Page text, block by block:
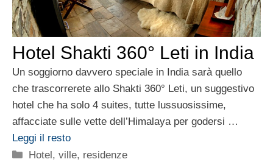
Hotel Shakti 360° Leti in India
Un soggiorno davvero speciale in India sarà quello
che trascorrerete allo Shakti 360° Leti, un suggestivo
hotel che ha solo 4 suites, tutte lussuosissime,
affacciate sulle vette dell’Himalaya per godersi …
Leggi il resto
Categorie
Hotel, ville, residenze